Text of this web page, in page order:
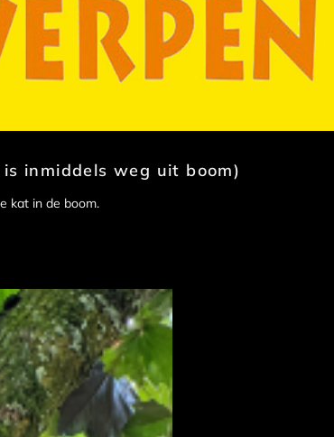
inmiddels weg uit boom)
kat in de boom.